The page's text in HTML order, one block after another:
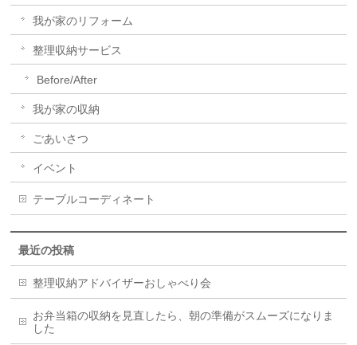
我が家のリフォーム
整理収納サービス
Before/After
我が家の収納
ごあいさつ
イベント
テーブルコーディネート
最近の投稿
整理収納アドバイザーおしゃべり会
お弁当箱の収納を見直したら、朝の準備がスムーズになりま
した